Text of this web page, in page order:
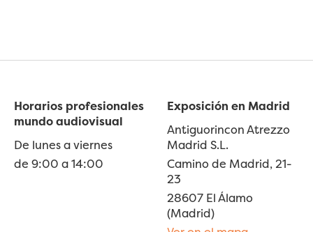
Horarios profesionales
mundo audiovisual
De lunes a viernes
de 9:00 a 14:00
Exposición en Madrid
Antiguorincon Atrezzo
Madrid S.L.
Camino de Madrid, 21-
23
28607 El Álamo
(Madrid)